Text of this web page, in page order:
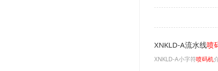
XNKLD-A流水线喷
XNKLD-A小字符喷码机